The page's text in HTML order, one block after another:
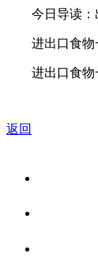
今日导读：出
进出口食物一
进出口食物一
返回